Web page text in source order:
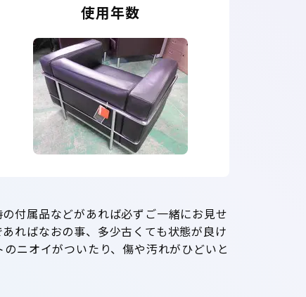
使用年数
付属品などがあれば必ずご一緒にお見せ
ればなおの事、多少古くても状態が良け
ニオイがついたり、傷や汚れがひどいと